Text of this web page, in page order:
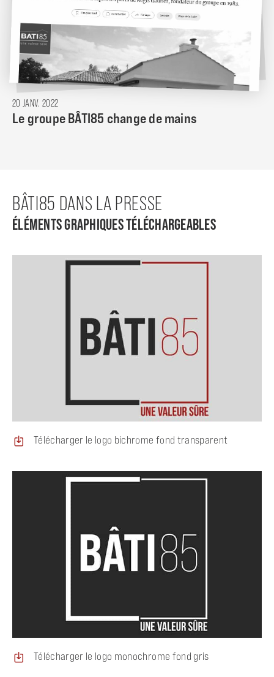
Le groupe BÂTI85 change de mains
20 JANV. 2022
ÉLÉMENTS GRAPHIQUES TÉLÉCHARGEABLES
BÂTI85 DANS LA PRESSE
Télécharger le logo bichrome fond transparent
Télécharger le logo monochrome fond gris